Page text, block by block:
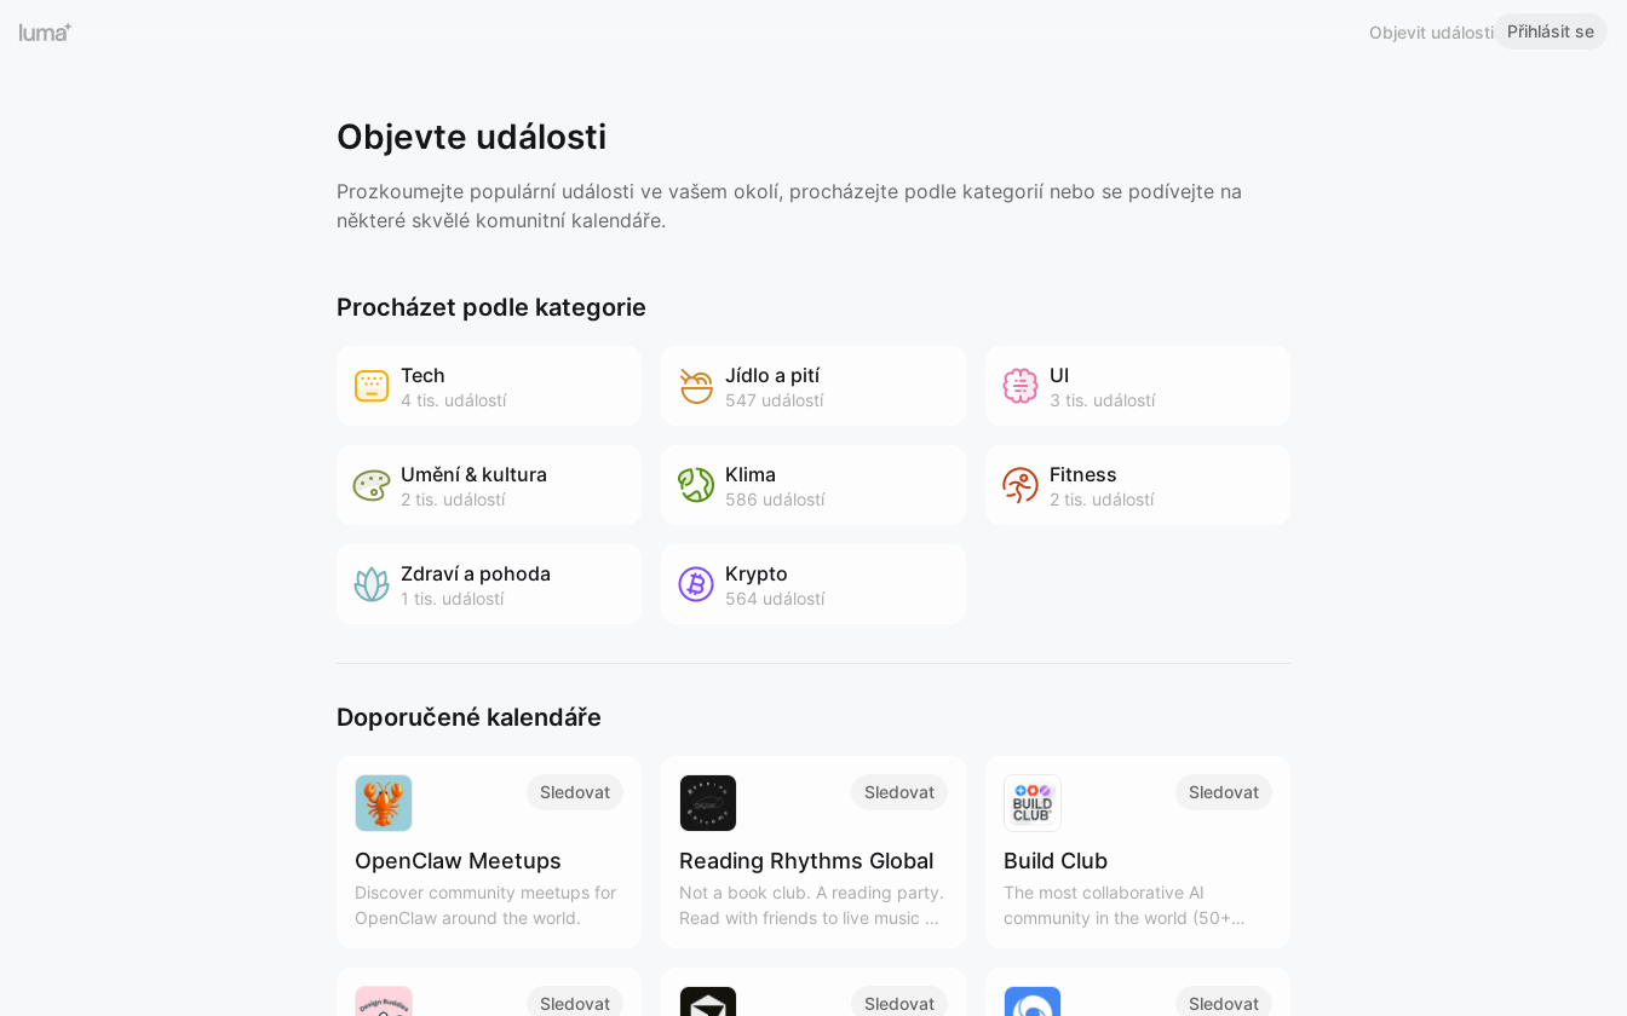
Objevit události Přihlásit se
Objevte události
Prozkoumejte populární události ve vašem okolí, procházejte podle kategorií nebo se podívejte na
některé skvělé komunitní kalendáře.
Procházet podle kategorie
Tech
4 tis. událostí
Jídlo a pití
547 událostí
UI
3 tis. událostí
Umění & kultura
2 tis. událostí
Klima
586 událostí
Fitness
2 tis. událostí
Zdraví a pohoda
1 tis. událostí
Krypto
564 událostí
Doporučené kalendáře
Sledovat
OpenClaw Meetups
Discover community meetups for
OpenClaw around the world.
Sledovat
Reading Rhythms Global
Not a book club. A reading party.
Read with friends to live music &
Sledovat
Build Club
The most collaborative AI
community in the world (50+
Sledovat Sledovat Sledovat